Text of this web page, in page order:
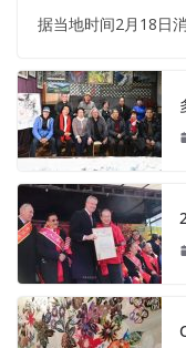
据当地时间2月18日